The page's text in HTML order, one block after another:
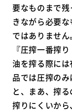
要なものまで
きながら必要
ではありません
『圧搾一番搾
油を搾る際に
品では圧搾の
と、まあ、搾
搾りにくいか